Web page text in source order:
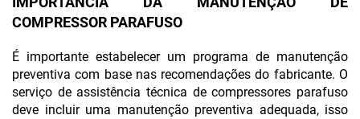
COMPRESSOR PARAFUSO
É importante estabelecer um programa de manutenção
preventiva com base nas recomendações do fabricante. O
serviço de assistência técnica de compressores parafuso
deve incluir uma manutenção preventiva adequada, isso